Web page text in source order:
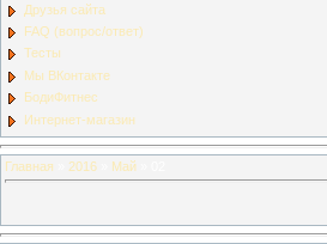
Друзья сайта
FAQ (вопрос/ответ)
Тесты
Мы ВКонтакте
БодиФитнес
Интернет-магазин
Главная 2016 Май